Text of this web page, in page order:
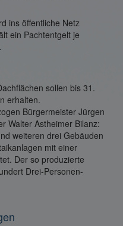
ins öffentliche Netz
ein Pachtentgelt je
sollen bis 31.
erhalten.
Bürgermeister Jürgen
Walter Astheimer Bilanz:
weiteren drei Gebäuden
mit einer
Der so produzierte
Drei-Personen-